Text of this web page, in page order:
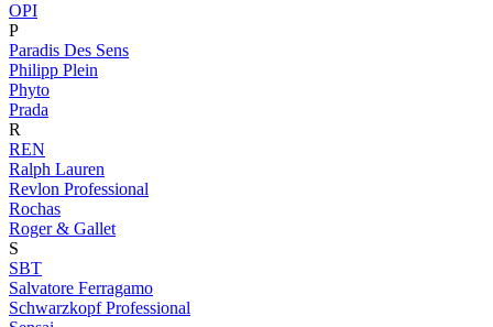
OPI
P
Paradis Des Sens
Philipp Plein
Phyto
Prada
R
REN
Ralph Lauren
Revlon Professional
Rochas
Roger & Gallet
S
SBT
Salvatore Ferragamo
Schwarzkopf Professional